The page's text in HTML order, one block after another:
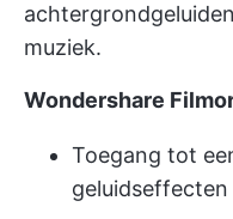
muziek.
Wondershare
Toegang tot